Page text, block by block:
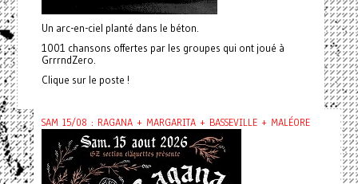
Un arc-en-ciel planté dans le béton.
1001 chansons offertes par les groupes qui ont joué à
GrrrndZero.
Clique sur le poste !
SAM 15/08 : RAGANA + MARGARITA + BASSEVILLE + MALÉORE